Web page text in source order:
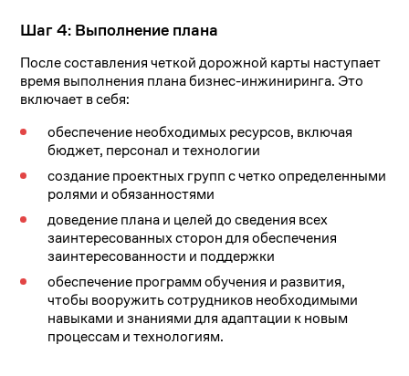
Шаг 4: Выполнение плана
После составления четкой дорожной карты наступает
время выполнения плана бизнес-инжиниринга. Это
включает в себя:
обеспечение необходимых ресурсов, включая
бюджет, персонал и технологии
создание проектных групп с четко определенными
ролями и обязанностями
доведение плана и целей до сведения всех
заинтересованных сторон для обеспечения
заинтересованности и поддержки
обеспечение программ обучения и развития,
чтобы вооружить сотрудников необходимыми
навыками и знаниями для адаптации к новым
процессам и технологиям.